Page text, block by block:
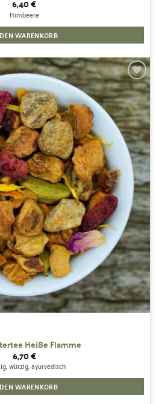
6,40€
Himbeere
WARENKORB
Zur
Wunschliste
hinzufügen
Heiße Flamme
6,70€
würzig, ayurvedisch
WARENKORB